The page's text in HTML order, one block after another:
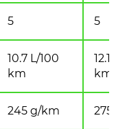
5 5
10.7 L/100
km
km
245 g/km